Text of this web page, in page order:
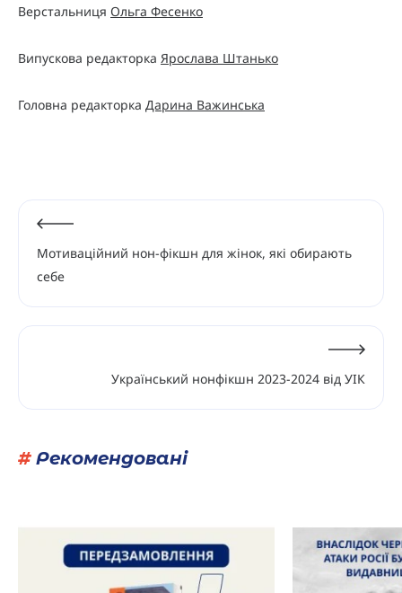
Мотиваційний нон-фікшн для жінок, які обирають
себе
Верстальниця Ольга Фесенко
Випускова редакторка Ярослава Штанько
Головна редакторка Дарина Важинська
Український нонфікшн 2023-2024 від УІК
#Рекомендовані